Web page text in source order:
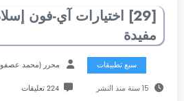
[29] اختيارات آي-فون
مفيدة
سبع تطبيقات محرر (محمد
15 سنة منذ النشر 224 تعليقات